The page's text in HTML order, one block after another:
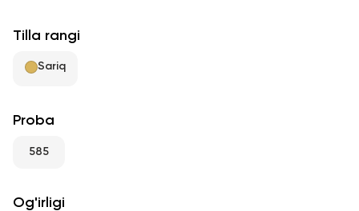
Sevimli
RU
Tilla rangi
Sariq
Proba
585
Og'irligi